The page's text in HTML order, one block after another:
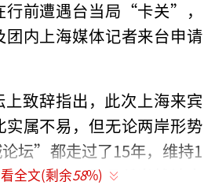
行前遭遇台当局“卡关”，
内上海媒体记者来台申请
上致辞指出，此次上海来宾
属不易，但无论两岸形势
坛”都走过了15年，维持1
流，绝不是理所当然地容
全文(剩余58%)